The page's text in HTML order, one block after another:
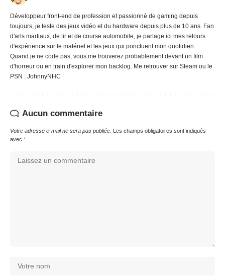
Développeur front-end de profession et passionné de gaming depuis
toujours, je teste des jeux vidéo et du hardware depuis plus de 10 ans. Fan
d'arts martiaux, de tir et de course automobile, je partage ici mes retours
d'expérience sur le matériel et les jeux qui ponctuent mon quotidien.
Quand je ne code pas, vous me trouverez probablement devant un film
d'horreur ou en train d'explorer mon backlog. Me retrouver sur Steam ou le
PSN : JohnnyNHC
Aucun commentaire
Votre adresse e-mail ne sera pas publiée. Les champs obligatoires sont indiqués
avec *